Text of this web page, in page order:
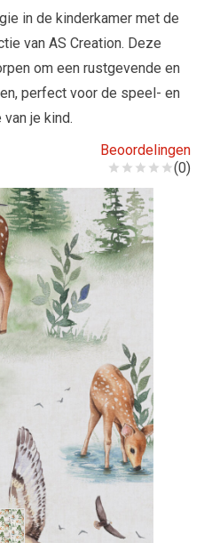
in de kinderkamer met de
van AS Creation. Deze
om een rustgevende en
perfect voor de speel- en
je kind.
Beoordelingen
(0)